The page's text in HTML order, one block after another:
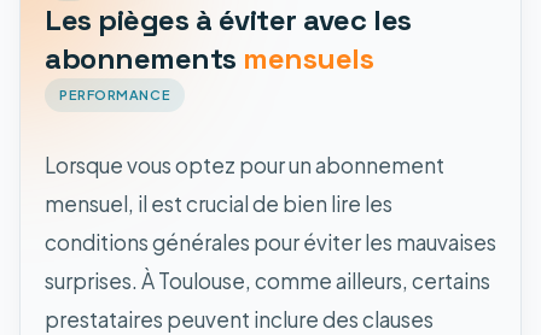
Les pièges à éviter avec les
abonnements mensuels
PERFORMANCE
Lorsque vous optez pour un abonnement
mensuel, il est crucial de bien lire les
conditions générales pour éviter les mauvaises
surprises. À Toulouse, comme ailleurs, certains
prestataires peuvent inclure des clauses